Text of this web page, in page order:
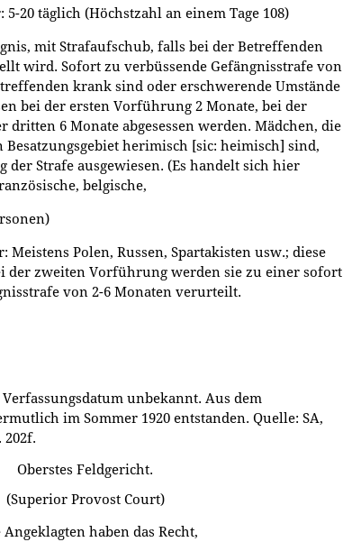
20 täglich (Höchstzahl an einem Tage 108)
mit Strafaufschub, falls bei der Betreffenden
wird. Sofort zu verbüssende Gefängnisstrafe von
krank sind oder erschwerende Umstände
bei der ersten Vorführung 2 Monate, bei der
dritten 6 Monate abgesessen werden. Mädchen, die
herimisch [sic: heimisch] sind,
der Strafe ausgewiesen. (Es handelt sich hier
belgische,
Meistens Polen, Russen, Spartakisten usw.; diese
der zweiten Vorführung werden sie zu einer sofort
von 2-6 Monaten verurteilt.
unbekannt. Aus dem
im Sommer 1920 entstanden. Quelle: SA,
202f.
Oberstes Feldgericht.
(Superior Provost Court)
Angeklagten haben das Recht,